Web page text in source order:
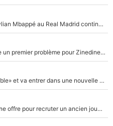
«C'est une fierté» : La signature de Kylian Mbappé au Real Madrid continue de régaler l'Espagne
Michael Olise : Pierre Ménès annonce un premier problème pour Zinedine Zidane en équipe de France
F1 - Alpine signe un accord «impensable» et va entrer dans une nouvelle dimension : Grande nouvelle pour Pierre Gasly !
«C’est un très bon choix» : L'OM fait une offre pour recruter un ancien joueur du PSG... et c'est validé dans l'After Foot !